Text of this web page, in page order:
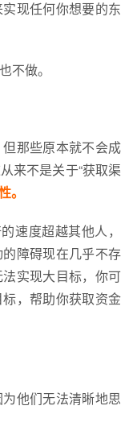
现任何你想要的东
做。
那些原本就不会成
来不是关于“获取渠
。
速度超越其他人，
障碍现在几乎不存
实现大目标，你可
，帮助你获取资金
他们无法清晰地思